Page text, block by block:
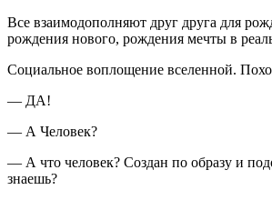
Все взаимодополняют друг друга для
рождения нового, рождения мечты в
Социальное воплощение вселенной.
— ДА!
— А Человек?
— А что человек? Создан по образу и
знаешь?